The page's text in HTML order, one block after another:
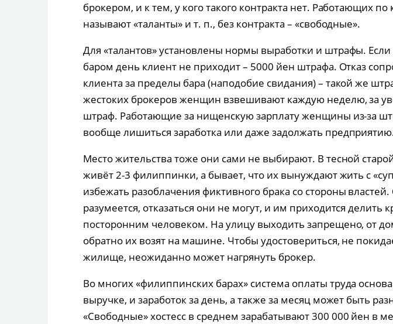
брокером, и к тем, у кого такого контракта нет. Работающих по
называют «таланты» и т. п., без контракта – «свободные».
Для «талантов» установлены нормы выработки и штрафы.
баром день клиент не приходит – 5000 йен штрафа. Отказ
клиента за пределы бара (наподобие свидания) – такой же
жестоких брокеров женщин взвешивают каждую неделю, за
штраф. Работающие за нищенскую зарплату женщины из-за
вообще лишиться заработка или даже задолжать
Место жительства тоже они сами не выбирают. В тесной
живёт 2-3 филиппинки, а бывает, что их вынуждают жить с
избежать разоблачения фиктивного брака со стороны
разумеется, отказаться они не могут, и им приходится делить
посторонним человеком. На улицу выходить запрещено, от
обратно их возят на машине. Чтобы удостовериться, не
жилище, неожиданно может нагрянуть брокер.
Во многих «филиппинских барах» система оплаты труда
выручке, и заработок за день, а также за месяц может быть
«Свободные» хостесс в среднем зарабатывают 300 000 йен в